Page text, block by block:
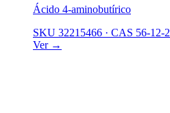
Ácido 4-aminobutírico
SKU 32215466 · CAS 56-12-2
Ver →